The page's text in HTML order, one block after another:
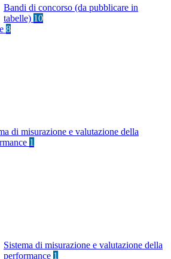
Bandi di concorso (da pubblicare in
tabelle) 10
8
di misurazione e valutazione della
1
Sistema di misurazione e valutazione della
performance 1